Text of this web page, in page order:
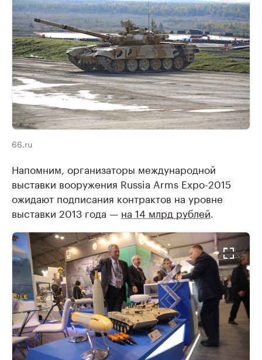
66.ru
Напомним, организаторы международной
выставки вооружения Russia Arms Expo-2015
ожидают подписания контрактов на уровне
выставки 2013 года — на 14 млрд рублей.